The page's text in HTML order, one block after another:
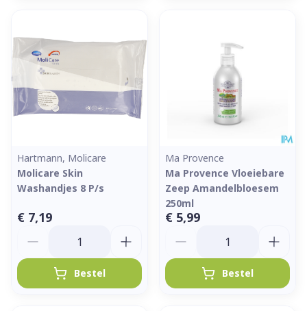
Hartmann, Molicare
Molicare Skin
Washandjes 8 P/s
€ 7,19
Bestel
Ma Provence
Ma Provence Vloeiebare
Zeep Amandelbloesem
250ml
€ 5,99
Bestel